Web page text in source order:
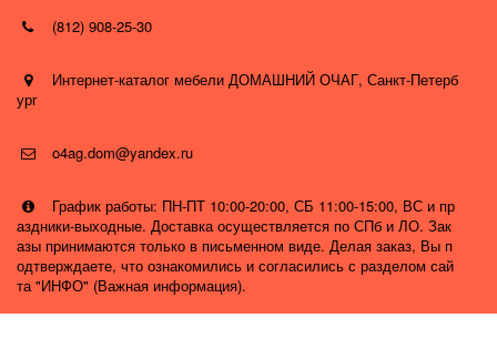
(812) 908-25-30
Интернет-каталог мебели ДОМАШНИЙ ОЧАГ, Санкт-Петерб
ург
o4ag.dom@yandex.ru
График работы: ПН-ПТ 10:00-20:00, СБ 11:00-15:00, ВС и пр
аздники-выходные. Доставка осуществляется по СПб и ЛО. Зак
азы принимаются только в письменном виде. Делая заказ, Вы п
одтверждаете, что ознакомились и согласились с разделом сай
та "ИНФО" (Важная информация).